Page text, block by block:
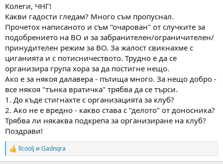
м
а
т
а
а
Колеги, ЧНГ!
Какви гадости гледам? Много съм пропуснал.
Прочетох написаното и съм "очарован" от случките за
подобрението на ВО и за забранителен/ограничителен/
принудителен режим за ВО. За жалост свикнахме с
циганията и с потисничеството. Трудно е да се
организира група хора за да постигне нещо.
Ако е за някоя далавера - пътища много. За нещо добро -
все някоя "тънка вратичка" трябва да се търси.
1. До къде стигнахте с организацията за клуб?
2. Ако не е вредно - какво става с "делото" от доносника?
Трябва ли някаква подкрепа за организиране на клуб?
Поздрави!
R
e
llcoolj и Gadnqra